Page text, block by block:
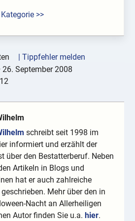
>>
| Tippfehler melden
26. September 2008
schreibt seit 1998 im
informiert und erzählt der
über den Bestatterberuf. Neben
Artikeln in Blogs und
hat er auch zahlreiche
geschrieben. Mehr über den in
Nacht an Allerheiligen
Autor finden Sie u.a. hier.